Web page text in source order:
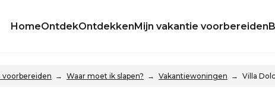
HomeOntdekOntdekkenMijn vakantie voorbereiden
voorbereiden Waar moet ik slapen? Vakantiewoningen Villa